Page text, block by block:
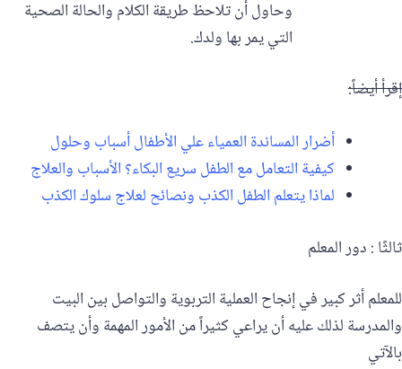
التي يمر بها ولدك.
إقرأ أيضاً:
أضرار المساندة العمياء علي الأطفال أسباب وحلول
كيفية التعامل مع الطفل سريع البكاء؟ الأسباب والعلاج
لماذا يتعلم الطفل الكذب ونصائح لعلاج سلوك الكذب
ثالثًا : دور المعلم
للمعلم أثر كبير في إنجاح العملية التربوية والتواصل بين البيت
والمدرسة لذلك عليه أن يراعي كثيراً من الأمور المهمة وأن يتصف
بالآتي‎‏